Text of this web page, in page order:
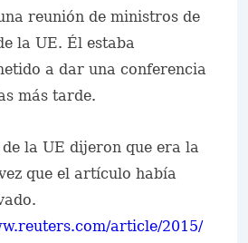
reunión de ministros de
la UE. Él estaba
a dar una conferencia
más tarde.
la UE dijeron que era la
que el artículo había
article/2015/